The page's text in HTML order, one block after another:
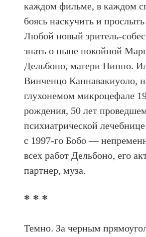
каждом фильме, в каждом
боясь наскучить и
Любой новый зритель-
знать о ныне покойной
Дельбоно, матери Пиппо.
Винченцо Каннавакиуоло,
глухонемом микроцефале
рождения, 50 лет
психиатрической
с 1997-го Бобо —
всех работ Дельбоно, его
партнер, муза.
* * *
Темно. За черным